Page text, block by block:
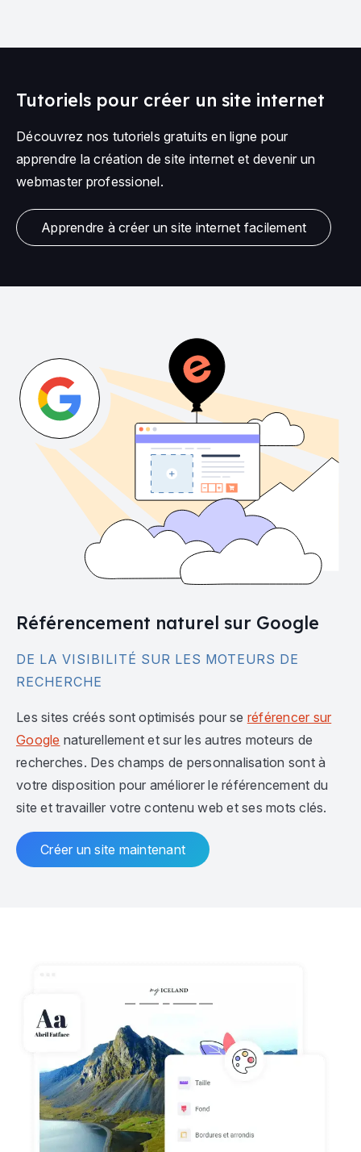
Tutoriels pour créer un site internet
Découvrez nos tutoriels gratuits en ligne pour
apprendre la création de site internet et devenir un
webmaster professionel.
Apprendre à créer un site internet facilement
Référencement naturel sur Google
DE LA VISIBILITÉ SUR LES MOTEURS DE
RECHERCHE
Les sites créés sont optimisés pour se référencer sur
Google naturellement et sur les autres moteurs de
recherches. Des champs de personnalisation sont à
votre disposition pour améliorer le référencement du
site et travailler votre contenu web et ses mots clés.
Créer un site maintenant